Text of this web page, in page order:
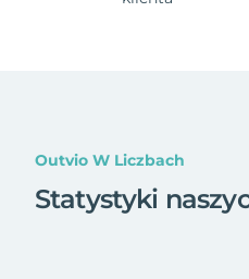
Outvio W Liczbach
Statystyki